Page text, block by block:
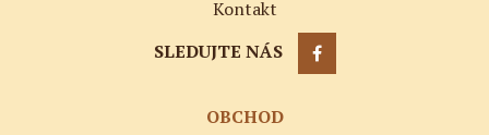
Kontakt
SLEDUJTE NÁS
OBCHOD